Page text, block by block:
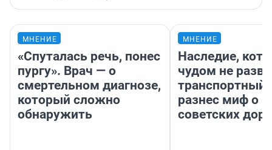
МНЕНИЕ
«Спуталась речь, понес
пургу». Врач — о
смертельном диагнозе,
который сложно
обнаружить
МНЕНИЕ
Наследие,
чудом не
транспортный
разнес миф о
советских